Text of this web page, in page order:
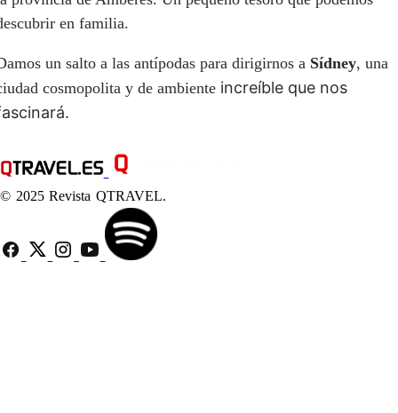
en familia.
un salto a las antípodas para dirigirnos a Sídney, una
cosmopolita y de ambiente increíble que nos
© 2025 Revista QTRAVEL.